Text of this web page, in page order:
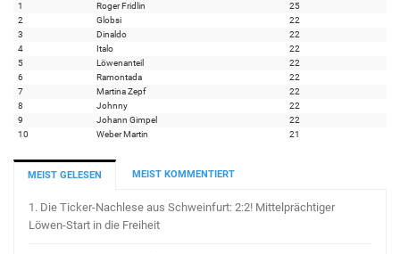
1
Roger Fridlin
25
2
Globsi
22
3
Dinaldo
22
4
Italo
22
5
Löwenanteil
22
6
Ramontada
22
7
Martina Zepf
22
8
Johnny
22
9
Johann Gimpel
22
10
Weber Martin 21
MEIST GELESEN MEIST KOMMENTIERT
1. Die Ticker-Nachlese aus Schweinfurt: 2:2! Mittelprächtiger
Löwen-Start in die Freiheit